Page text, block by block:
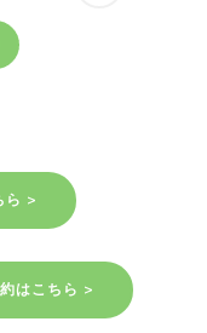
を
お
勧
め
ら >
はこちら >